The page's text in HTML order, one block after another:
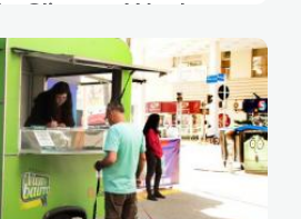
Climate Week